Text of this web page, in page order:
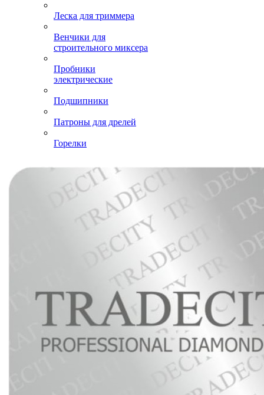
Леска для триммера
Венчики для
строительного миксера
Пробники
электрические
Подшипники
Патроны для дрелей
Горелки